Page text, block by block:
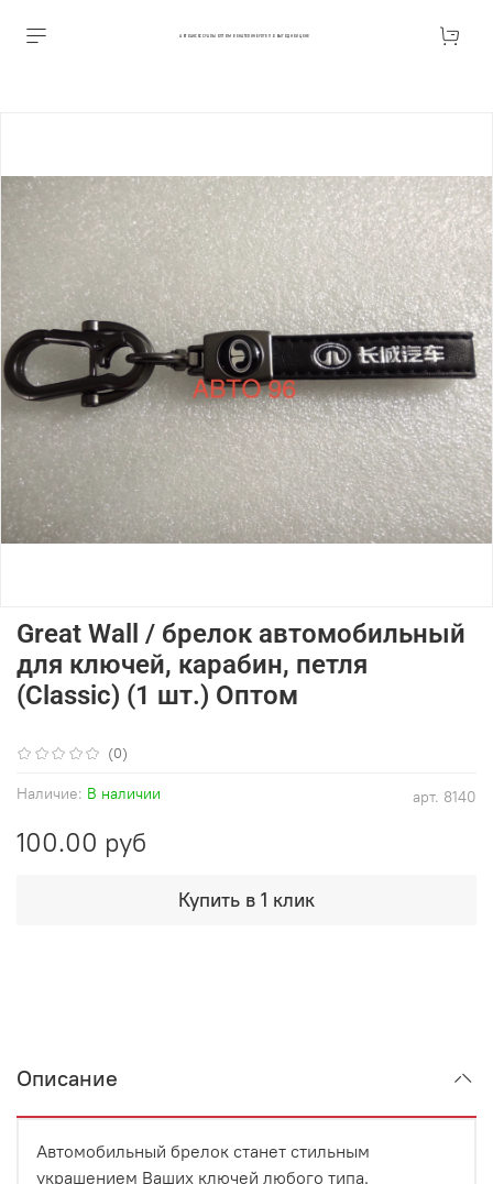
АВТОАКСЕССУАРЫ ОПТОМ В ЕКАТЕРИНБУРГЕ ПО ВЫГОДНОЙ ЦЕНЕ
(0)
арт. 8140
Наличие: В наличии
Great Wall / брелок автомобильный
для ключей, карабин, петля
(Classic) (1 шт.) Оптом
100.00 руб
Купить в 1 клик
Описание
Автомобильный брелок станет стильным
украшением Ваших ключей любого типа.